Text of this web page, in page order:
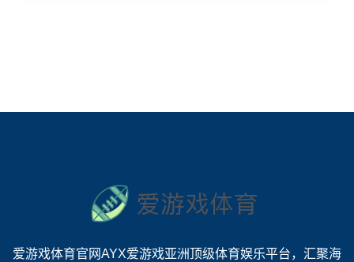
爱游戏体育官网AYX爱游戏亚洲顶级体育娱乐平台，汇聚海